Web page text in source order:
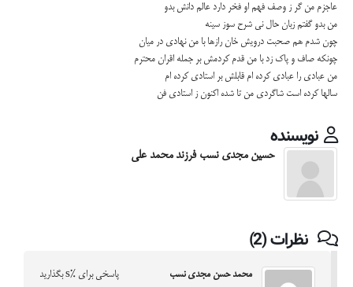
عاجزم من گر ز وصف فهم او فخر دارد عالم دانش بدو
من بدو گفتم زبان حال نی شرح سوز سینه
چون شدم هم صحبت درویش خان رازها با من نهادی در میان
چونکه صاف و پاک زد با من قدم کردمش بر جمله اقران محترم
من عبادی را عبادی کرده ام قابلش بر استادی کرده ام
سالها کرده است شاگردی من تا شده اکنون ز استادی فن
نویسنده
حسین مجدی نسب فرزند محمد علی
نظرات (2)
محمد حسن مجدی نسب پاسخی برای %s بگذارید